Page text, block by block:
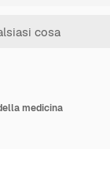
medicina